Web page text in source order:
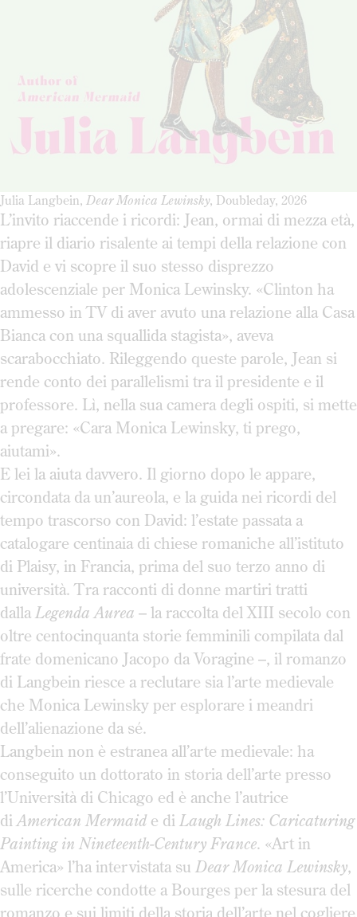
Julia Langbein, Dear Monica Lewinsky, Doubleday, 2026
L’invito riaccende i ricordi: Jean, ormai di mezza età,
riapre il diario risalente ai tempi della relazione con
David e vi scopre il suo stesso disprezzo
adolescenziale per Monica Lewinsky. «Clinton ha
ammesso in TV di aver avuto una relazione alla Casa
Bianca con una squallida stagista», aveva
scarabocchiato. Rileggendo queste parole, Jean si
rende conto dei parallelismi tra il presidente e il
professore. Lì, nella sua camera degli ospiti, si mette
a pregare: «Cara Monica Lewinsky, ti prego,
aiutami».
E lei la aiuta davvero. Il giorno dopo le appare,
circondata da un’aureola, e la guida nei ricordi del
tempo trascorso con David: l’estate passata a
catalogare centinaia di chiese romaniche all’istituto
di Plaisy, in Francia, prima del suo terzo anno di
università. Tra racconti di donne martiri tratti
dalla Legenda Aurea – la raccolta del XIII secolo con
oltre centocinquanta storie femminili compilata dal
frate domenicano Jacopo da Voragine –, il romanzo
di Langbein riesce a reclutare sia l’arte medievale
che Monica Lewinsky per esplorare i meandri
dell’alienazione da sé.
Langbein non è estranea all’arte medievale: ha
conseguito un dottorato in storia dell’arte presso
l’Università di Chicago ed è anche l’autrice
diAmerican Mermaide di Laugh Lines: Caricaturing
Painting in Nineteenth-Century France. «Art in
America» l’ha intervistata su Dear Monica Lewinsky,
sulle ricerche condotte a Bourges per la stesura del
romanzo e sui limiti della storia dell’arte nel cogliere